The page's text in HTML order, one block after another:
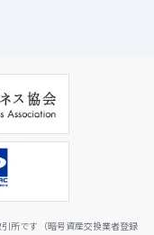
所です（暗号資産交換業者登録